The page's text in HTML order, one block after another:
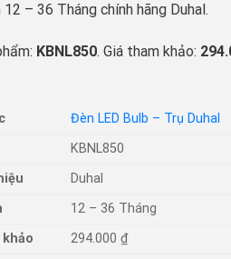
12 – 36 Tháng chính hãng Duhal.
KBNL850. Giá tham khảo:
Đèn LED Bulb – Trụ Duhal
KBNL850
Duhal
12 – 36 Tháng
khảo
294.000 ₫